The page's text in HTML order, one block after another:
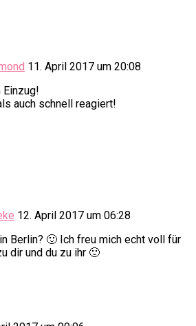
11. April 2017 um 20:08
Einzug!
auch schnell reagiert!
12. April 2017 um 06:28
Berlin? 🙂 Ich freu mich echt voll für
dir und du zu ihr 🙂